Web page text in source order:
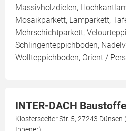
Massivholzdielen,
Mosaikparkett, Lamparkett,
Mehrschichtparkett,
Schlingenteppichboden,
Wollteppichboden, Orient /
INTER-DACH
Klosterseelter Str. 5, 27243